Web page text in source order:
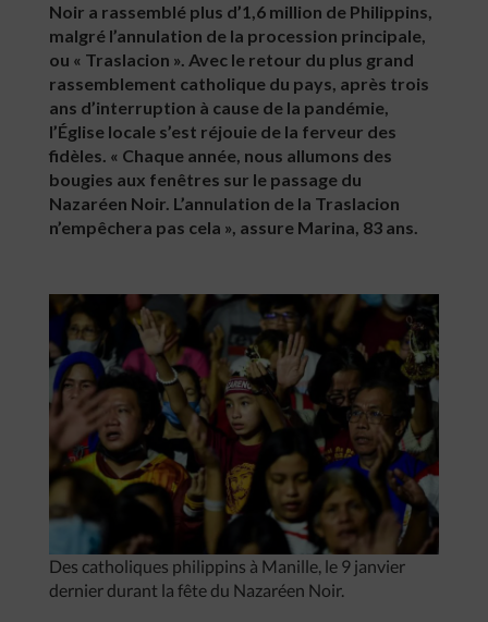
Noir a rassemblé plus d’1,6 million de Philippins,
malgré l’annulation de la procession principale,
ou « Traslacion ». Avec le retour du plus grand
rassemblement catholique du pays, après trois
ans d’interruption à cause de la pandémie,
l’Église locale s’est réjouie de la ferveur des
fidèles. « Chaque année, nous allumons des
bougies aux fenêtres sur le passage du
Nazaréen Noir. L’annulation de la Traslacion
n’empêchera pas cela », assure Marina, 83 ans.
Des catholiques philippins à Manille, le 9 janvier
dernier durant la fête du Nazaréen Noir.